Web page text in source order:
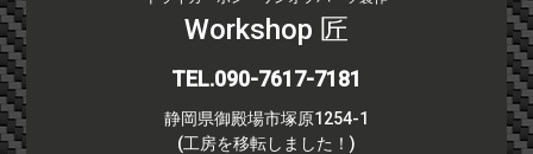
ゲ
ー
シ
ョ
ン
Workshop 匠
TEL.090-7617-7181
静岡県御殿場市塚原1254-1
(工房を移転しました！)